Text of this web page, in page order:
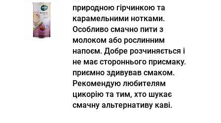
природною гірчинкою та
карамельними нотками.
Особливо смачно пити з
молоком або рослинним
напоєм. Добре розчиняється і
не має стороннього присмаку.
приємно здивував смаком.
Рекомендую любителям
цикорію та тим, хто шукає
смачну альтернативу каві.